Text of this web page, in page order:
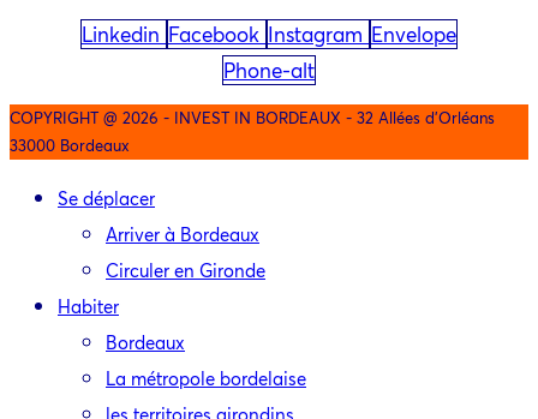
Linkedin Facebook Instagram Envelope
Phone-alt
COPYRIGHT @ 2026 - INVEST IN BORDEAUX - 32 Allées d'Orléans
33000 Bordeaux
Se déplacer
Arriver à Bordeaux
Circuler en Gironde
Habiter
Bordeaux
La métropole bordelaise
les territoires girondins